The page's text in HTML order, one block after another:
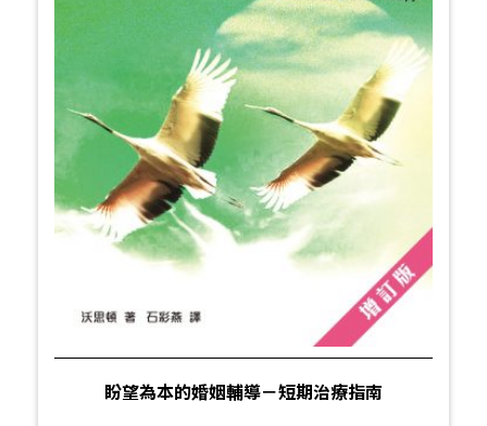
盼望為本的婚姻輔導－短期治療指南